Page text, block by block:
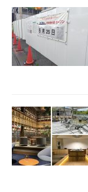
#今週どこいく？#自然
#教えたい／教えて投稿
#あなたはどっち？